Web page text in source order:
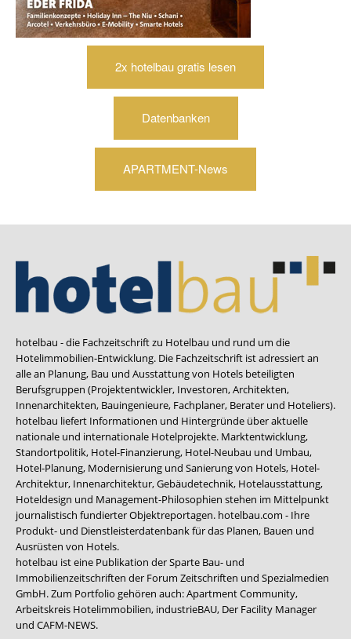
2x hotelbau gratis lesen
Datenbanken
APARTMENT-News
hotelbau - die Fachzeitschrift zu Hotelbau und rund um die
Hotelimmobilien-Entwicklung. Die Fachzeitschrift ist adressiert an
alle an Planung, Bau und Ausstattung von Hotels beteiligten
Berufsgruppen (Projektentwickler, Investoren, Architekten,
Innenarchitekten, Bauingenieure, Fachplaner, Berater und Hoteliers).
hotelbau liefert Informationen und Hintergründe über aktuelle
nationale und internationale Hotelprojekte. Marktentwicklung,
Standortpolitik, Hotel-Finanzierung, Hotel-Neubau und Umbau,
Hotel-Planung, Modernisierung und Sanierung von Hotels, Hotel-
Architektur, Innenarchitektur, Gebäudetechnik, Hotelausstattung,
Hoteldesign und Management-Philosophien stehen im Mittelpunkt
journalistisch fundierter Objektreportagen. hotelbau.com - Ihre
Produkt- und Dienstleisterdatenbank für das Planen, Bauen und
Ausrüsten von Hotels.
hotelbau ist eine Publikation der Sparte Bau- und
Immobilienzeitschriften der Forum Zeitschriften und Spezialmedien
GmbH. Zum Portfolio gehören auch:Apartment Community,
Arbeitskreis Hotelimmobilien, industrieBAU, Der Facility Manager
und CAFM-NEWS.